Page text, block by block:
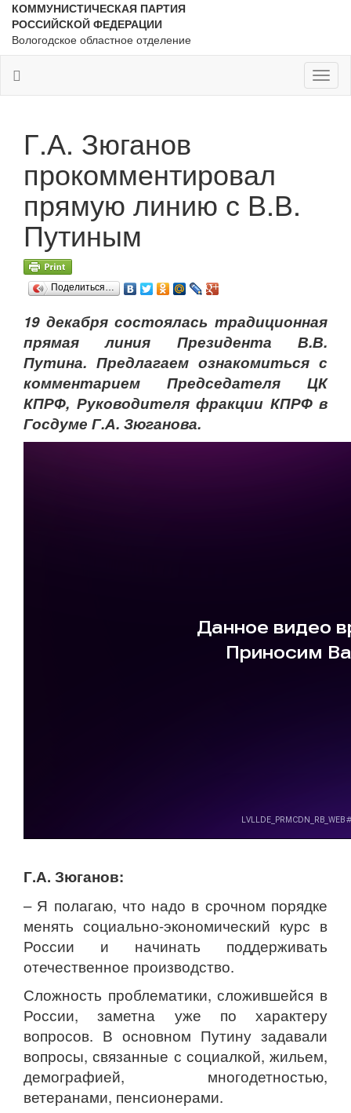
КОММУНИСТИЧЕСКАЯ ПАРТИЯ
РОССИЙСКОЙ ФЕДЕРАЦИИ
Вологодское областное отделение
Г.А. Зюганов
прокомментировал
прямую линию с В.В.
Путиным
Поделиться…
19 декабря состоялась традиционная
прямая линия Президента В.В.
Путина. Предлагаем ознакомиться с
комментарием Председателя ЦК
КПРФ, Руководителя фракции КПРФ в
Госдуме Г.А. Зюганова.
Г.А. Зюганов:
– Я полагаю, что надо в срочном порядке
менять социально-экономический курс в
России и начинать поддерживать
отечественное производство.
Сложность проблематики, сложившейся в
России, заметна уже по характеру
вопросов. В основном Путину задавали
вопросы, связанные с социалкой, жильем,
демографией, многодетностью,
ветеранами, пенсионерами.